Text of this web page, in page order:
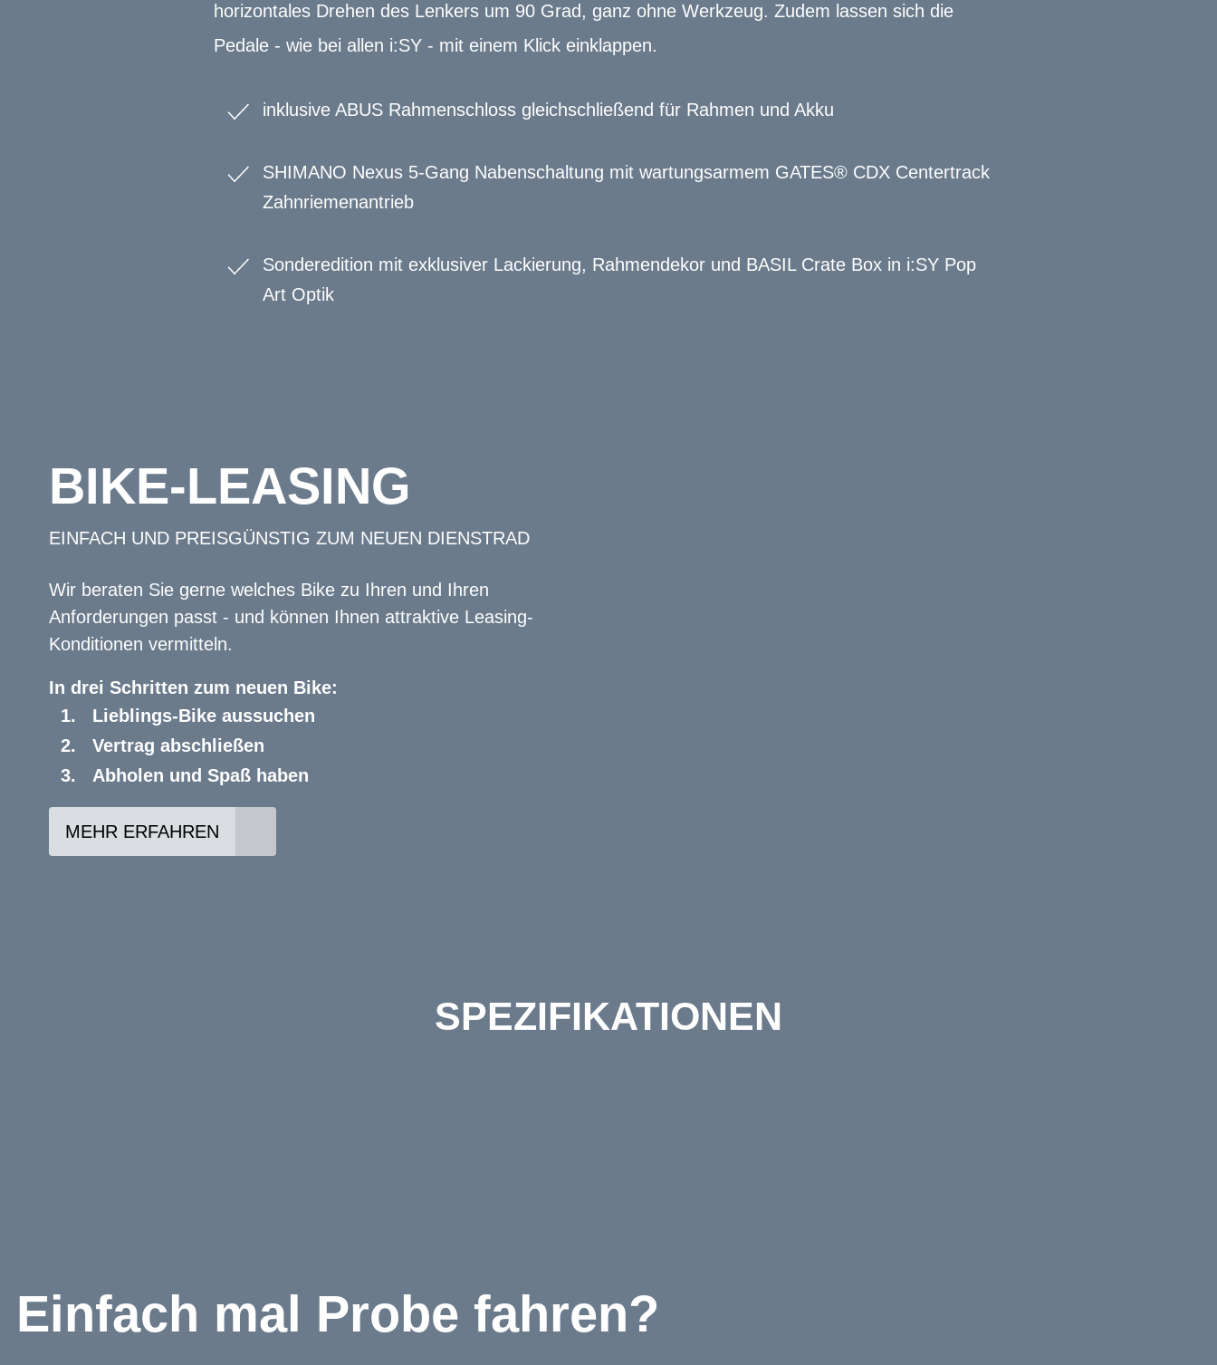
horizontales Drehen des Lenkers um 90 Grad, ganz ohne Werkzeug. Zudem lassen sich die
Pedale - wie bei allen i:SY - mit einem Klick einklappen.
inklusive ABUS Rahmenschloss gleichschließend für Rahmen und Akku
SHIMANO Nexus 5-Gang Nabenschaltung mit wartungsarmem GATES® CDX Centertrack
Zahnriemenantrieb
Sonderedition mit exklusiver Lackierung, Rahmendekor und BASIL Crate Box in i:SY Pop
Art Optik
BIKE-LEASING
EINFACH UND PREISGÜNSTIG ZUM NEUEN DIENSTRAD
Wir beraten Sie gerne welches Bike zu Ihren und Ihren
Anforderungen passt - und können Ihnen attraktive Leasing-
Konditionen vermitteln.
In drei Schritten zum neuen Bike:
Lieblings-Bike aussuchen
Vertrag abschließen
Abholen und Spaß haben
MEHR ERFAHREN
SPEZIFIKATIONEN
Einfach mal Probe fahren?